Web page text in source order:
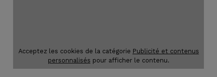
Acceptez les cookies de la catégorie Publicité et contenus
personnalisés pour afficher le contenu.